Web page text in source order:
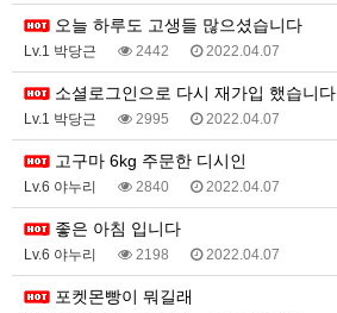
오늘 하루도 고생들 많으셨습니다
Lv.1 박당근 2442 2022.04.07
소셜로그인으로 다시 재가입 했습니다
Lv.1 박당근 2995 2022.04.07
고구마 6kg 주문한 디시인
Lv.6 야누리 2840 2022.04.07
좋은 아침 입니다
Lv.6 야누리 2198 2022.04.07
포켓몬빵이 뭐길래